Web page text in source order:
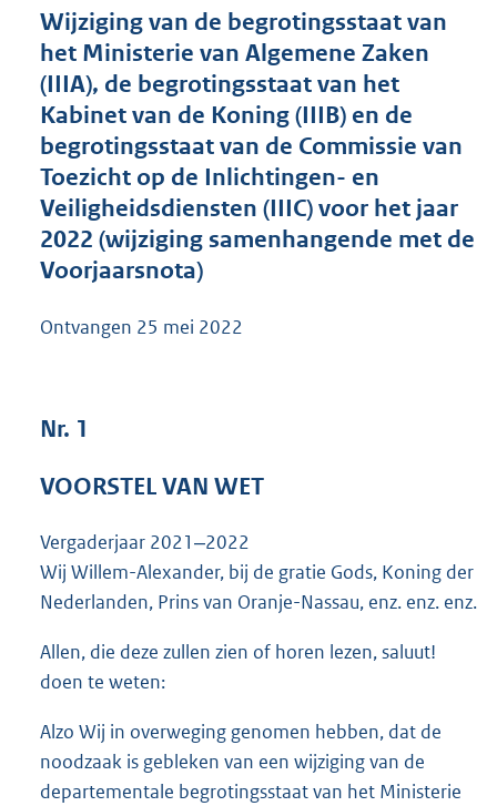
o
o
t
e
6
2
8
K
Wijziging van de begrotingsstaat van
het Ministerie van Algemene Zaken
(IIIA), de begrotingsstaat van het
Kabinet van de Koning (IIIB) en de
begrotingsstaat van de Commissie van
Toezicht op de Inlichtingen- en
Veiligheidsdiensten (IIIC) voor het jaar
2022 (wijziging samenhangende met de
Voorjaarsnota)
Ontvangen 25 mei 2022
Nr. 1
VOORSTEL VAN WET
Vergaderjaar 2021‒2022
Wij Willem-Alexander, bij de gratie Gods, Koning der
Nederlanden, Prins van Oranje-Nassau, enz. enz. enz.
Allen, die deze zullen zien of horen lezen, saluut!
doen te weten:
Alzo Wij in overweging genomen hebben, dat de
noodzaak is gebleken van een wijziging van de
departementale begrotingsstaat van het Ministerie